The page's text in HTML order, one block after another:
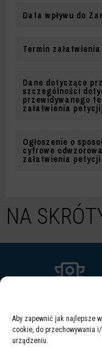
Aby zapewnić jak najlepsze
cookie, do przechowywania
urządzeniu.
Data wpływu do
Termin
Dane dotyczące
szczególności
przewidywanego
załatwienia
Ogłoszenie o
cyfrowe
załatwienia petycji
NA
SYSTEM
ZARZĄDZANIA